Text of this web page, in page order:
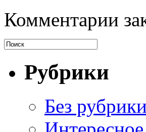
Комментарии
Рубрики
Без рубрики